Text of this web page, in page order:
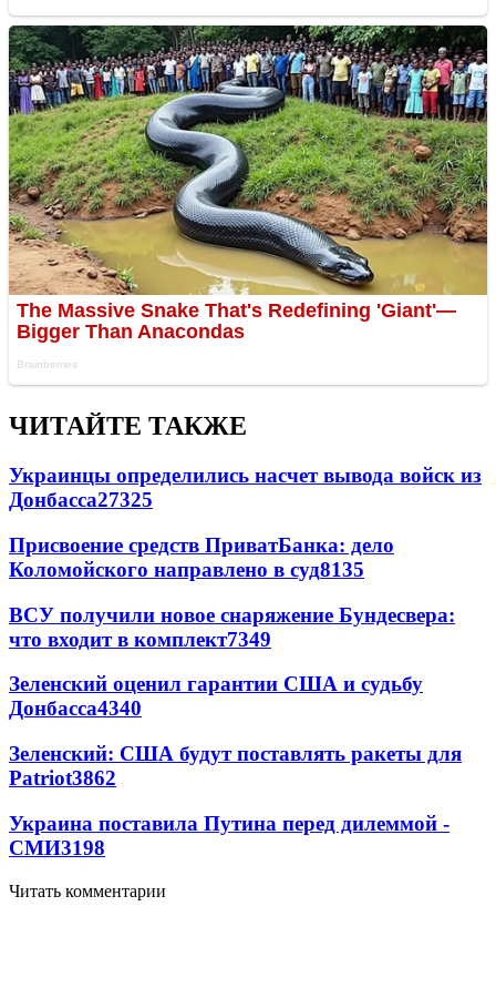
ЧИТАЙТЕ ТАКЖЕ
Украинцы определились насчет вывода войск из
Донбасса27325
Присвоение средств ПриватБанка: дело
Коломойского направлено в суд8135
ВСУ получили новое снаряжение Бундесвера:
что входит в комплект7349
Зеленский оценил гарантии США и судьбу
Донбасса4340
Зеленский: США будут поставлять ракеты для
Patriot3862
Украина поставила Путина перед дилеммой -
СМИ3198
Читать комментарии